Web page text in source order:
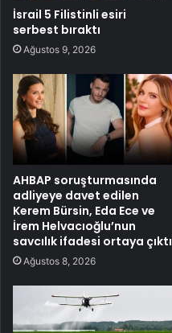
İsrail 5 Filistinli esiri
serbest bıraktı
Ağustos 9, 2026
AHBAP soruşturmasında
adliyeye davet edilen
Kerem Bürsin, Eda Ece ve
İrem Helvacıoğlu’nun
savcılık ifadesi ortaya çıktı
Ağustos 8, 2026